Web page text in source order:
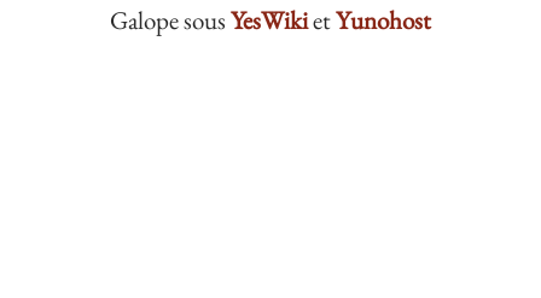
Galope sousYesWikietYunohost